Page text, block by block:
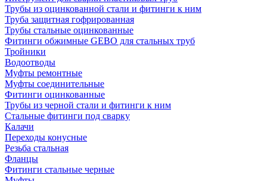
Трубы из оцинкованной стали и фитинги к ним
Труба защитная гофрированная
Трубы стальные оцинкованные
Фитинги обжимные GEBO для стальных труб
Тройники
Водоотводы
Муфты ремонтные
Муфты соединительные
Фитинги оцинкованные
Трубы из черной стали и фитинги к ним
Стальные фитинги под сварку
Калачи
Переходы конусные
Резьба стальная
Фланцы
Фитинги стальные черные